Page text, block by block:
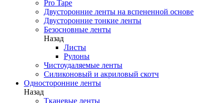
Pro Tape
Двусторонние ленты на вспененной основе
Двусторонние тонкие ленты
Безосновные ленты
Назад
Листы
Рулоны
Чистоудаляемые ленты
Силиконовый и акриловый скотч
Односторонние ленты
Назад
Тканевые ленты